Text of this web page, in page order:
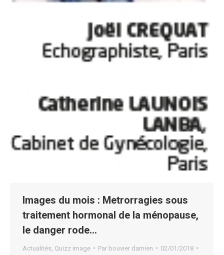
Images du mois : Metrorragies sous
traitement hormonal de la ménopause,
le danger rode…
Actualités Quizz image Par bouvier damien
02/01/2018